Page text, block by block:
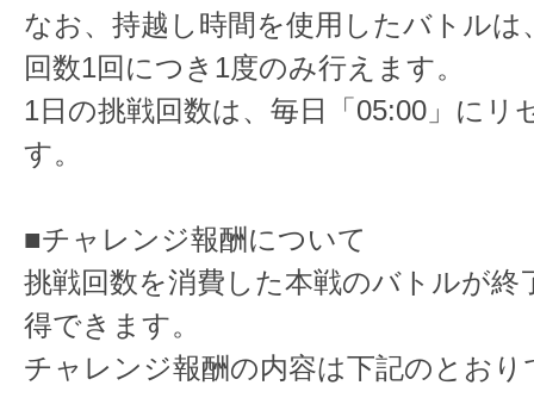
なお、持越し時間を使用したバトルは
回数1回につき1度のみ行えます。
1日の挑戦回数は、毎日「05:00」にリ
す。
■チャレンジ報酬について
挑戦回数を消費した本戦のバトルが終
得できます。
チャレンジ報酬の内容は下記のとおり